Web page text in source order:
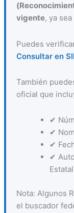
vigente, ya
Puedes
Consultar en
También
oficial que
✔
✔
✔
✔
Nota: Algunos
el buscador